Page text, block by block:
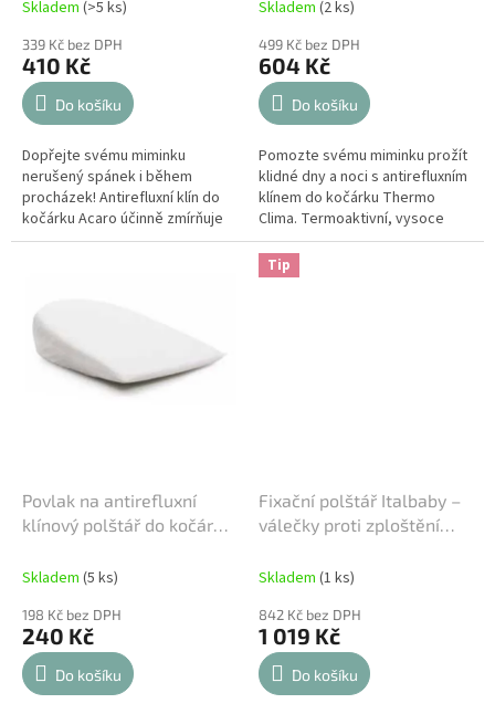
Průměrné
produktu
je
5,0
z
hvězdiček.
Skladem (>5 ks)
339 Kč bez DPH
410 Kč
Do košíku
Dopřejte svému miminku
nerušený spánek i během
procházek! Antirefluxní klín do
kočárku Acaro účinně zmírňuje
projevy refluxu a podporuje
Průměrné
produktu
je
5,0
z
hvězdiček.
Skladem (2 ks)
499 Kč bez DPH
604 Kč
Do košíku
Pomozte svému miminku prožít
klidné dny a noci s antirefluxním
klínem do kočárku Thermo
Clima. Termoaktivní, vysoce
prodyšný materiál a
ergonomický sklon zajišťují
zdravé...
Povlak na antirefluxní
klínový polštář do kočárku
Skladem (5 ks)
198 Kč bez DPH
240 Kč
Do košíku
Tip
Fixační polštář Italbaby –
válečky proti zploštění
Skladem (1 ks)
842 Kč bez DPH
1 019 Kč
Do košíku